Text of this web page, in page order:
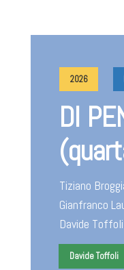
2026
DI
Tiziano
Gianfranco
Davide
Davide Toffoli